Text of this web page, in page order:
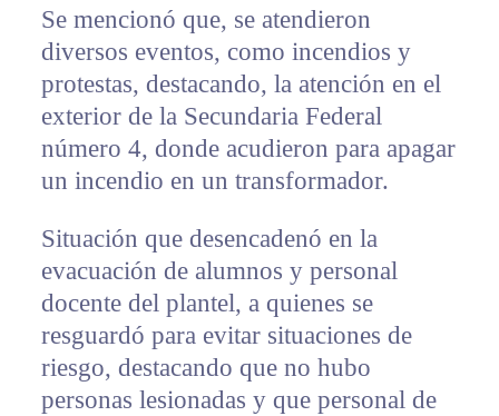
Se mencionó que, se atendieron
diversos eventos, como incendios y
protestas, destacando, la atención en el
exterior de la Secundaria Federal
número 4, donde acudieron para apagar
un incendio en un transformador.
Situación que desencadenó en la
evacuación de alumnos y personal
docente del plantel, a quienes se
resguardó para evitar situaciones de
riesgo, destacando que no hubo
personas lesionadas y que personal de